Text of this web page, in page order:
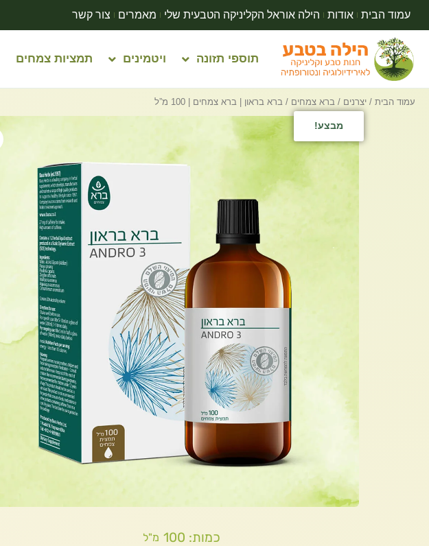
עמוד הבית אודות הילה אוראל הקליניקה הטבעית שלי מאמרים צור קשר
תוספי תזונה ויטמינים תמציות צמחים
עמוד הבית / יצרנים / ברא צמחים / ברא בראון | ברא צמחים | 100 מ”ל
מבצע!
כמות: 100 מ"ל